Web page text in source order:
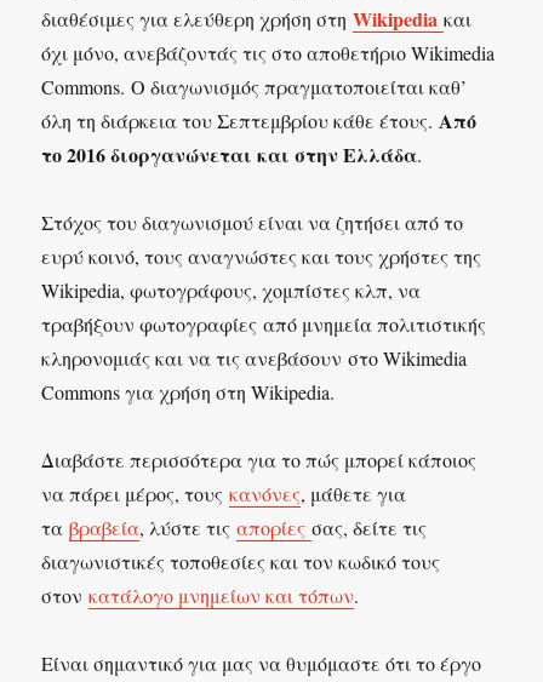
διαθέσιμες για ελεύθερη χρήση στηWikipediaκαι
όχι μόνο, ανεβάζοντάς τις στο αποθετήριο Wikimedia
Commons. Ο διαγωνισμός πραγματοποιείται καθ’
όλη τη διάρκεια του Σεπτεμβρίου κάθε έτους.Από
το 2016 διοργανώνεται και στην Ελλάδα.
Στόχος του διαγωνισμού είναι να ζητήσει από το
ευρύ κοινό, τους αναγνώστες και τους χρήστες της
Wikipedia, φωτογράφους, χομπίστες κλπ, να
τραβήξουν φωτογραφίες από μνημεία πολιτιστικής
κληρονομιάς και να τις ανεβάσουν στο Wikimedia
Commons για χρήση στη Wikipedia.
Διαβάστε περισσότερα για το πώς μπορεί κάποιος
να πάρει μέρος, τουςκανόνες, μάθετε για
ταβραβεία, λύστε τιςαπορίεςσας, δείτε τις
διαγωνιστικές τοποθεσίες και τον κωδικό τους
στονκατάλογο μνημείων και τόπων.
Είναι σημαντικό για μας να θυμόμαστε ότι το έργο